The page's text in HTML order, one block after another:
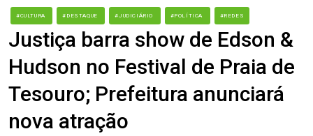
#CULTURA #DESTAQUE #JUDICIÁRIO #POLÍTICA #REDES
Justiça barra show de Edson &
Hudson no Festival de Praia de
Tesouro; Prefeitura anunciará
nova atração